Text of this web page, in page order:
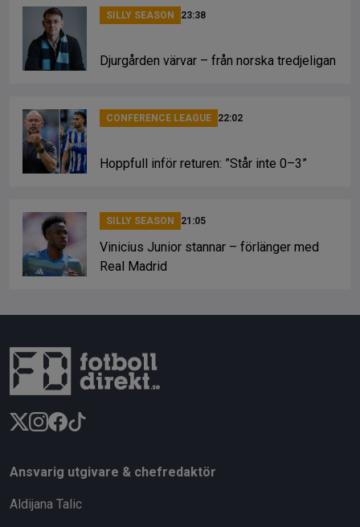
SILLY SEASON 23:38
Djurgården värvar – från norska tredjeligan
CONFERENCE LEAGUE 22:02
Hoppfull inför returen: ”Står inte 0–3”
SILLY SEASON 21:05
Vinicius Junior stannar – förlänger med
Real Madrid
Ansvarig utgivare & chefredaktör
Aldijana Talic